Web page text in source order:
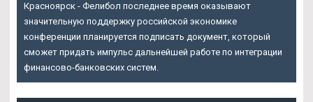
Красноярск - Фелибол последнее время оказывают
значительную поддержку российской экономике
конференции планируется подписать документ, который
сможет придать импульс дальнейшей работе по интеграции
финансово-банковских систем.